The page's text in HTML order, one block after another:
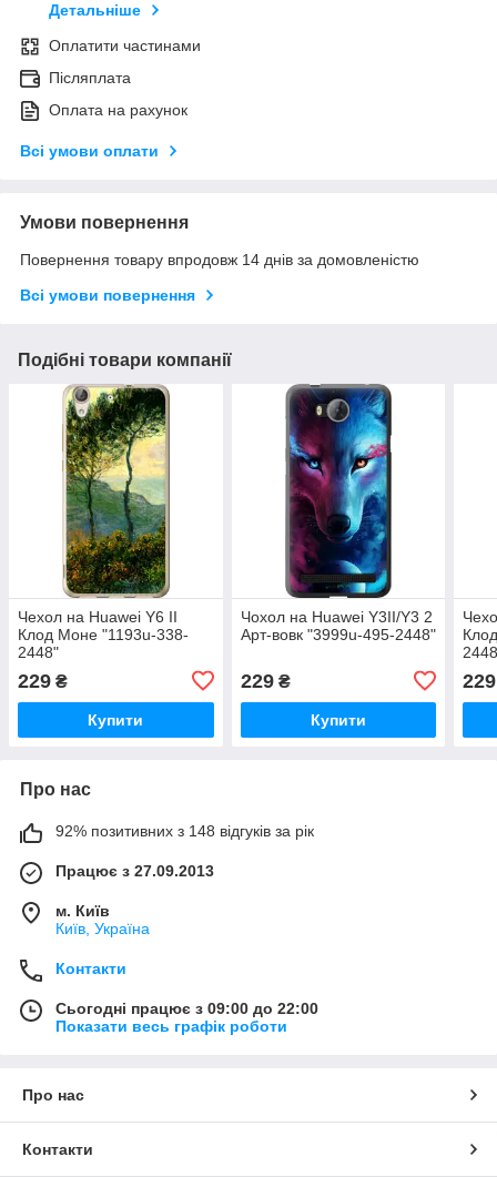
Детальніше
Оплатити частинами
Післяплата
Оплата на рахунок
Всі умови оплати
Умови повернення
Повернення товару впродовж 14 днів за домовленістю
Всі умови повернення
Подібні товари компанії
Чехол на Huawei Y6 II
Клод Моне "1193u-338-
2448"
229 ₴
Купити
Чохол на Huawei Y3II/Y3 2
Арт-вовк "3999u-495-2448"
229₴
Купити
229
Про нас
92% позитивних з 148 відгуків за рік
Працює з 27.09.2013
м. Київ
Київ, Україна
Контакти
Сьогодні працює з 09:00 до 22:00
Показати весь графік роботи
Про нас
Контакти